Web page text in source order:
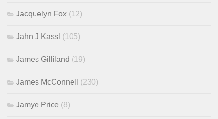
Jacquelyn Fox (12)
Jahn J Kassl (105)
James Gilliland (19)
James McConnell (230)
Jamye Price (8)